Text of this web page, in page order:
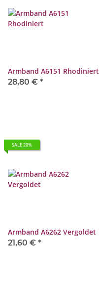
Armband A6151 Rhodiniert
28,80 € *
SALE 20%
Armband A6262 Vergoldet
21,60 € *